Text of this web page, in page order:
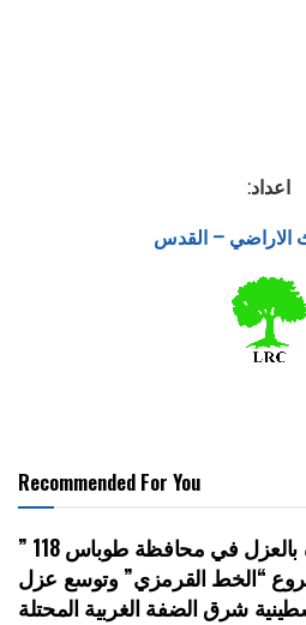
اعداد:
الاراضي – القدس
Recommended For You
“الخط القرمزي” وتوسع عزل
شرق الضفة الغربية المحتلة